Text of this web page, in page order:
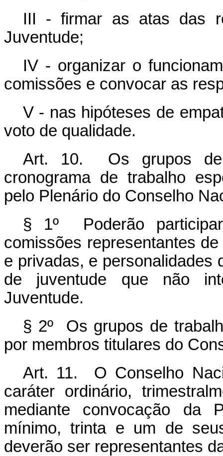
III - firmar as atas das
Juventude;
IV - organizar o
comissões e convocar as
V - nas hipóteses de
voto de qualidade.
Art. 10. Os grupos de
cronograma de trabalho
pelo Plenário do Conselho
§ 1º Poderão
comissões representantes
e privadas, e personalidades
de juventude que não
Juventude.
§ 2º Os grupos de
por membros titulares do
Art. 11. O Conselho
caráter ordinário,
mediante convocação da
mínimo, trinta e um de
deverão ser representantes